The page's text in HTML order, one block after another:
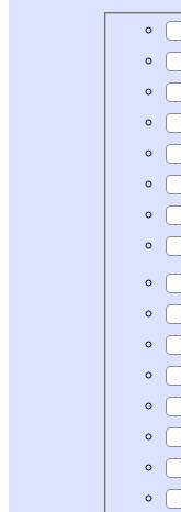
Type de